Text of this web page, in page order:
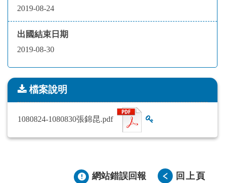
2019-08-24
出國結束日期
2019-08-30
檔案說明
檔案說明
1080824-1080830張錦昆.pdf
網站錯誤回報 回上頁